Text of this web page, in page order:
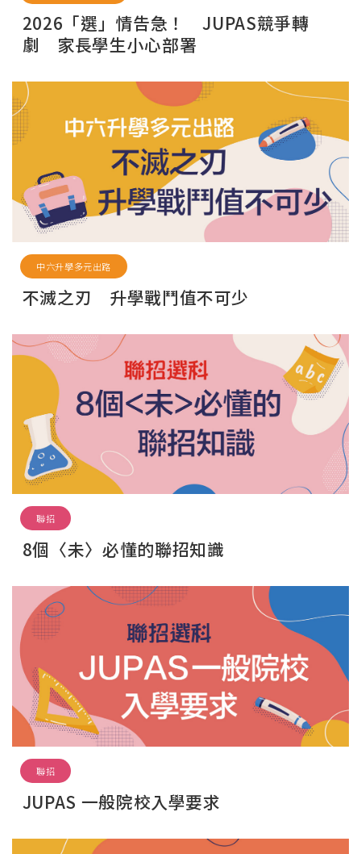
2026「選」情告急！ JUPAS競爭轉
劇 家長學生小心部署
中六升學多元出路
不滅之刃 升學戰鬥值不可少
聯招
8個〈未〉必懂的聯招知識
聯招
JUPAS 一般院校入學要求